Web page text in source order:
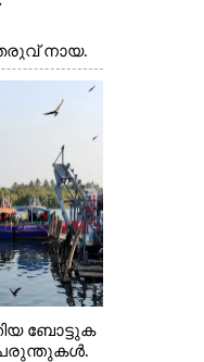
നായ.
നിന്നുള്ള
ബോട്ടുക
പരുന്തുകൾ.